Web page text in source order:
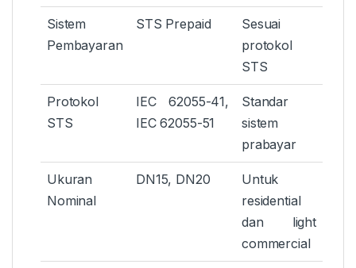
Sistem
Pembayaran
STS Prepaid
Sesuai
protokol
STS
Protokol
STS
IEC 62055-41,
IEC 62055-51
Standar
sistem
prabayar
Ukuran
Nominal
DN15, DN20
Untuk
residential
dan light
commercial